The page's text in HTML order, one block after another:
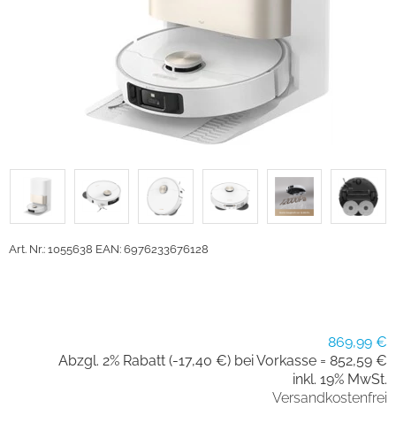
Art. Nr.: 1055638 EAN: 6976233676128
869,99 €
Abzgl. 2% Rabatt (-17,40 €) bei Vorkasse = 852,59 €
inkl. 19% MwSt.
Versandkostenfrei